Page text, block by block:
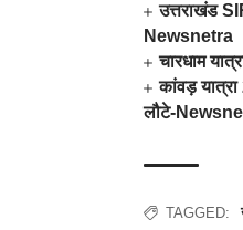
उत्तराखंड
Newsnetra
चारधाम
कांवड़
लौटे-
TAGGED: